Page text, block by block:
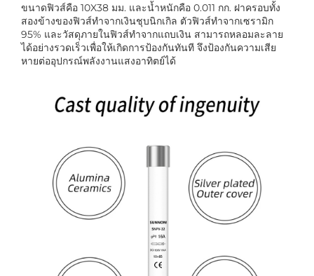
ขนาดฟิวส์คือ 10X38 มม. และน้ำหนักคือ 0.011 กก. ฝาครอบทั้ง
สองข้างของฟิวส์ทำจากเงินชุบนิกเกิล ตัวฟิวส์ทำจากเซรามิก
95% และวัสดุภายในฟิวส์ทำจากแถบเงิน สามารถหลอมละลาย
ได้อย่างรวดเร็วเพื่อให้เกิดการป้องกันทันที จึงป้องกันความเสีย
หายต่ออุปกรณ์พลังงานแสงอาทิตย์ได้